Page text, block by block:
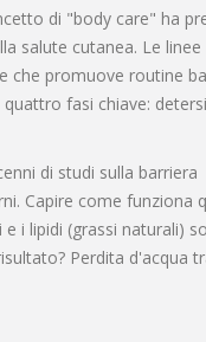
di "body care" ha
salute cutanea. Le linee
che promuove routine
fasi chiave:
di studi sulla barriera
. Capire come funziona
i lipidi (grassi naturali)
Perdita d'acqua